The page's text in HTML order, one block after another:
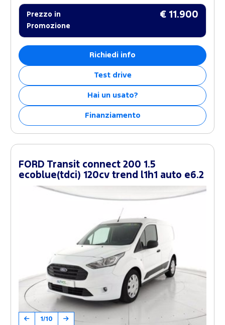
Prezzo in
Promozione
€ 11.900
Richiedi info
Test drive
Hai un usato?
Finanziamento
FORD Transit connect 200 1.5
ecoblue(tdci) 120cv trend l1h1 auto e6.2
1/10